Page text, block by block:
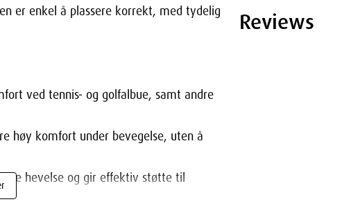
er enkel å plassere korrekt, med tydelig
ved tennis- og golfalbue, samt andre
høy komfort under bevegelse, uten å
hevelse og gir effektiv støtte til
Reviews